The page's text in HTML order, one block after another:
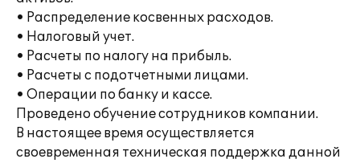
• Распределение косвенных расходов.
• Налоговый учет.
• Расчеты по налогу на прибыль.
• Расчеты с подотчетными лицами.
• Операции по банку и кассе.
Проведено обучение сотрудников компании.
В настоящее время осуществляется
своевременная техническая поддержка данной